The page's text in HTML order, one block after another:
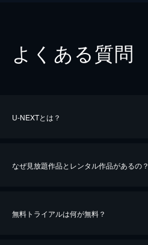
よくある質問
U-NEXTとは？
なぜ見放題作品とレンタル作品があるの？
無料トライアルは何が無料？